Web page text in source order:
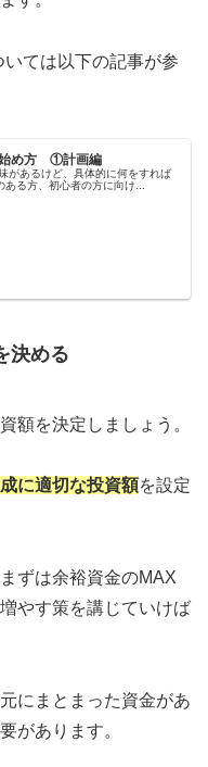
ては以下の記事が参
始め方 ①計画編
があるけど、具体的に何をすれば
ある方、初心者の方に向け...
決める
額を決定しましょう。
に適切な投資額を設定
ずは余裕資金のMAX
やす策を講じていけば
にまとまった資金があ
があります。